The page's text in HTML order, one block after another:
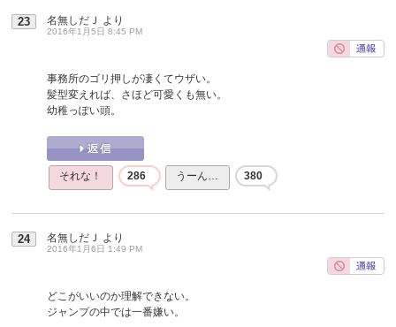
23 名無しだＪ より
2016年1月5日 8:45 PM
事務所のゴリ押しが凄くてウザい。
髪型変えれば、さほど可愛くも無い。
幼稚っぽい頭。
それな！ 286 うーん… 380
24 名無しだＪ より
2016年1月6日 1:49 PM
どこがいいのか理解できない。
ジャンプの中では一番嫌い。